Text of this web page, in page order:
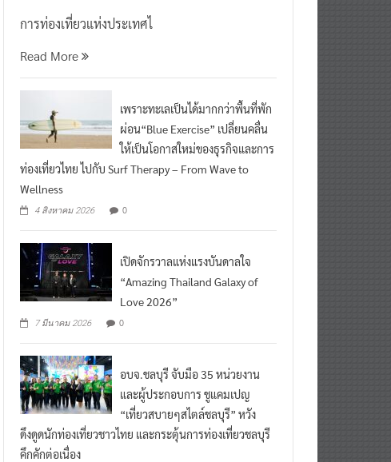
การท่องเที่ยวแห่งประเทศไ
Read More
เพราะทะเลเป็นได้มากกว่าพื้นที่พัก
ผ่อน“Blue Exercise” เปลี่ยนคลื่น
ให้เป็นโอกาสใหม่ของธุรกิจและการ
ท่องเที่ยวไทย ไปกับ Surf Therapy – From Wave to
Wellness
4 สิงหาคม 2026 0
เปิดจักรวาลแห่งแรงบันดาลใจ
“Amazing Thailand Galaxy of
Love 2026”
7 มีนาคม 2026 0
อบจ.ชลบุรี จับมือ 35 หน่วยงาน
และผู้ประกอบการ ชูแคมเปญ
“เที่ยวสบายๆสไตล์ชลบุรี” หวัง
ดึงดูดนักท่องเที่ยวชาวไทย และกระตุ้นการท่องเที่ยวชลบุรี
คึกคักต่อเนื่อง